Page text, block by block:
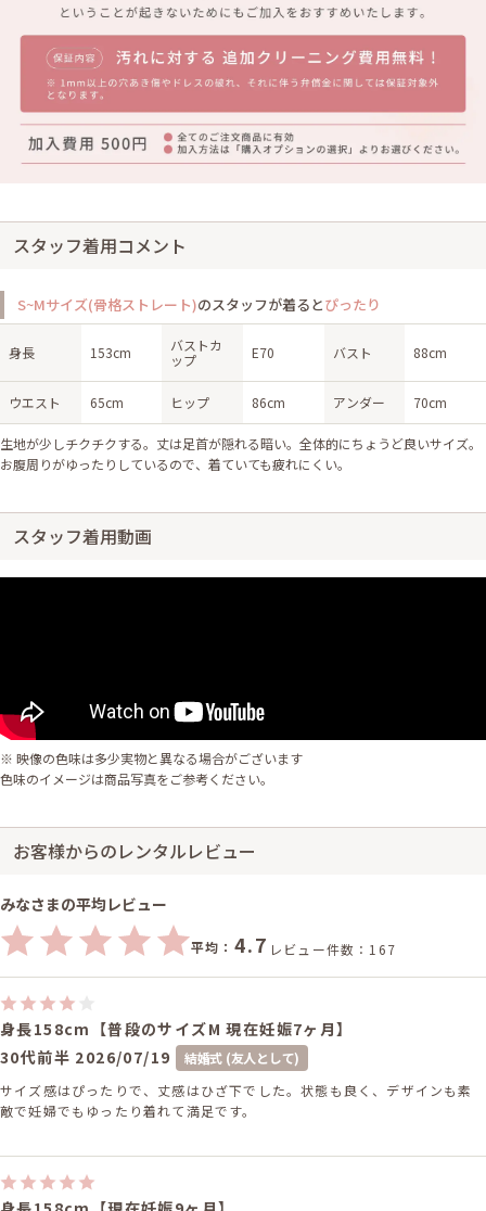
スタッフ着用コメント
S~Mサイズ(骨格ストレート)のスタッフが着るとぴったり
身長 153cm
バストカ
ップ
E70 バスト 88cm
ウエスト 65cm ヒップ 86cm アンダー 70cm
生地が少しチクチクする。丈は足首が隠れる暗い。全体的にちょうど良いサイズ。
お腹周りがゆったりしているので、着ていても疲れにくい。
スタッフ着用動画
※ 映像の色味は多少実物と異なる場合がございます
色味のイメージは商品写真をご参考ください。
お客様からのレンタルレビュー
みなさまの平均レビュー
平均： 4.7 レビュー件数：167
身長158cm【普段のサイズM 現在妊娠7ヶ月】
30代前半 2026/07/19
結婚式 (友人として)
サイズ感はぴったりで、丈感はひざ下でした。状態も良く、デザインも素
敵で妊婦でもゆったり着れて満足です。